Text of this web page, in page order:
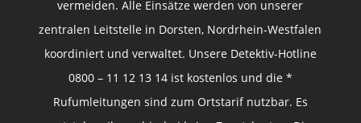
vermeiden. Alle Einsätze werden von unserer
zentralen Leitstelle in Dorsten, Nordrhein-Westfalen
koordiniert und verwaltet. Unsere Detektiv-Hotline
0800 – 11 12 13 14 ist kostenlos und die *
Rufumleitungen sind zum Ortstarif nutzbar. Es